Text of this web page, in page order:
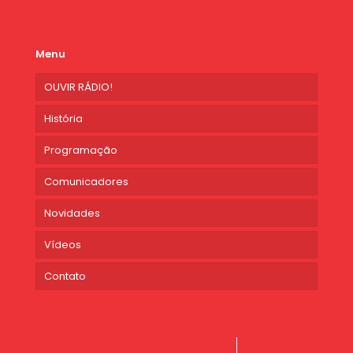
Menu
OUVIR RÁDIO!
História
Programação
Comunicadores
Novidades
Vídeos
Contato